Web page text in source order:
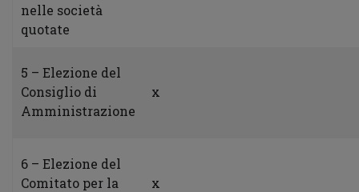
nelle società
quotate
5 – Elezione del
Consiglio di
Amministrazione
x
6 – Elezione del
Comitato per la
x